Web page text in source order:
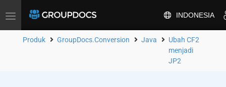
Alihkan
INDONESIA
Produk GroupDocs.Conversion Java
Ubah CF2
menjadi
JP2